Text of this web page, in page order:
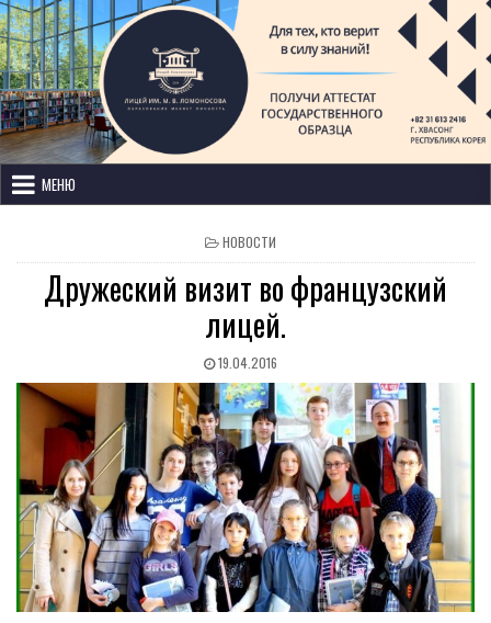
Лицей имени М. В. Ломоносова
с изучением иностранных языков
МЕНЮ
НОВОСТИ
Дружеский визит во французский
лицей.
19.04.2016